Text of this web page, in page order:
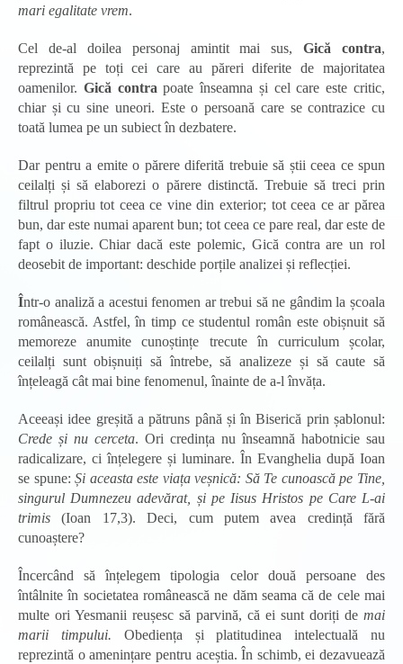
mari egalitate vrem.
Cel de-al doilea personaj amintit mai sus,Gică contra,
reprezintă pe toți cei care au păreri diferite de majoritatea
oamenilor. Gică contra poate înseamna și cel care este critic,
chiar și cu sine uneori. Este o persoană care se contrazice cu
toată lumea pe un subiect în dezbatere.
Dar pentru a emite o părere diferită trebuie să știi ceea ce spun
ceilalți și să elaborezi o părere distinctă. Trebuie să treci prin
filtrul propriu tot ceea ce vine din exterior; tot ceea ce ar părea
bun, dar este numai aparent bun; tot ceea ce pare real, dar este de
fapt o iluzie. Chiar dacă este polemic, Gică contra are un rol
deosebit de important: deschide porțile analizei și reflecției.
Într-o analiză a acestui fenomen ar trebui să ne gândim la școala
românească. Astfel, în timp ce studentul român este obișnuit să
memoreze anumite cunoștințe trecute în curriculum școlar,
ceilalți sunt obișnuiți să întrebe, să analizeze și să caute să
înțeleagă cât mai bine fenomenul, înainte de a-l învăța.
Aceeași idee greșită a pătruns până și în Biserică prin șablonul:
Crede și nu cerceta. Ori credința nu înseamnă habotnicie sau
radicalizare, ci înțelegere și luminare. În Evanghelia după Ioan
se spune:Și aceasta este viața veșnică: Să Te cunoască pe Tine,
singurul Dumnezeu adevărat, și pe Iisus Hristos pe Care L-ai
trimis(Ioan 17,3). Deci, cum putem avea credință fără
cunoaștere?
Încercând să înțelegem tipologia celor două persoane des
întâlnite în societatea românească ne dăm seama că de cele mai
multe ori Yesmanii reușesc să parvină, că ei sunt doriți de mai
marii timpului. Obediența și platitudinea intelectuală nu
reprezintă o amenințare pentru aceștia. În schimb, ei dezavuează